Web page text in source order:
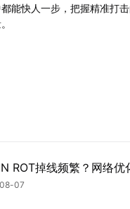
能快人一步，把握精准打
ROT掉线频繁？网络优
07